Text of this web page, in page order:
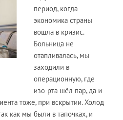
период, когда
экономика страны
вошла в кризис.
Больница не
отапливалась, мы
заходили в
операционную, где
изо-рта шёл пар, да и
тоже, при вскрытии. Холод
как мы были в тапочках, и